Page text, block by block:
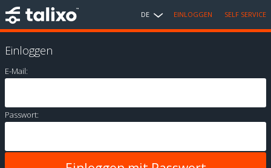
DE EINLOGGEN SELF SERVICE
Einloggen
E-Mail:
Passwort: